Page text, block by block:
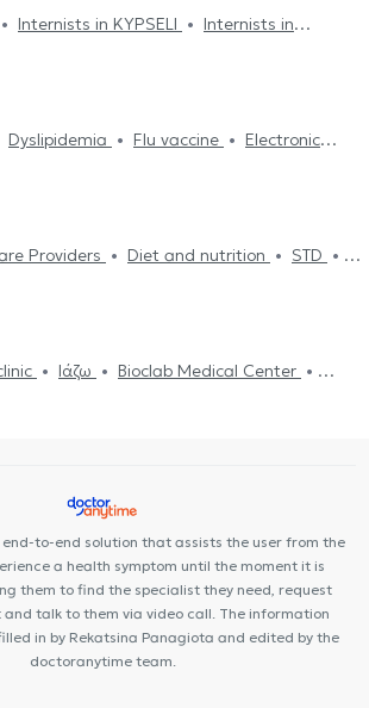
Internists in KYPSELI
Internists in
in NEA FILADELFIA
Internists in PLATIA
Dyslipidemia Flu vaccine
Electronic
test Κάρτα υγείας αθλητή
Flu test
Providers
Diet and nutrition
STD
Ιάζω
Bioclab Medical Center
to-end solution that assists the user from the
a health symptom until the moment it is
them to find the specialist they need, request
talk to them via video call. The information
in by Rekatsina Panagiota and edited by the
doctoranytime team.